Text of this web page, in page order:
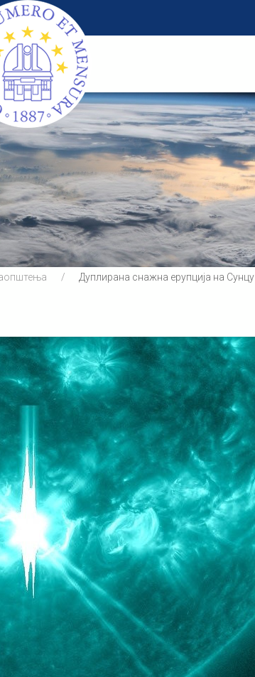
Дуплирана снажна ерупција на Сунцу